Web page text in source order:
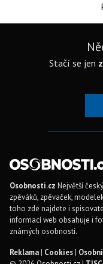
Stačí se jen
Osobnosti.cz Největší
zpěváků, zpěvaček,
toho zde najdete i
informací web obsahuje i
známých osobností.
Reklama| Cookies|